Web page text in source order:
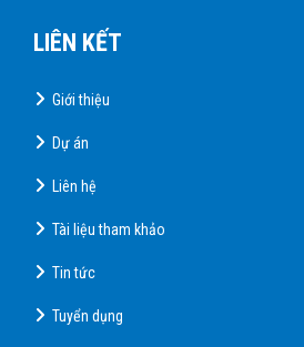
LIÊN KẾT
Giới thiệu
Dự án
Liên hệ
Tài liệu tham khảo
Tin tức
Tuyển dụng